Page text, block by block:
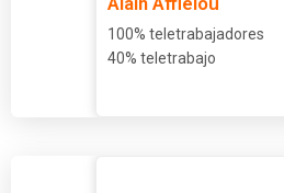
100% teletrabajadores
40% teletrabajo